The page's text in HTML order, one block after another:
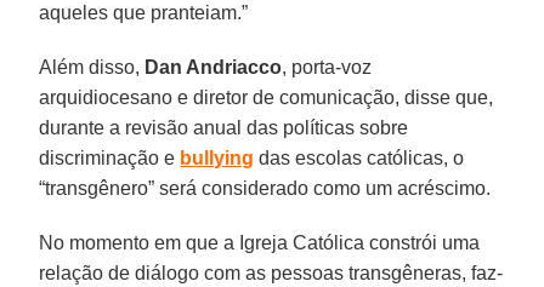
aqueles que pranteiam.”
Além disso, Dan Andriacco, porta-voz
arquidiocesano e diretor de comunicação, disse que,
durante a revisão anual das políticas sobre
discriminação e bullying das escolas católicas, o
“transgênero” será considerado como um acréscimo.
No momento em que a Igreja Católica constrói uma
relação de diálogo com as pessoas transgêneras, faz-